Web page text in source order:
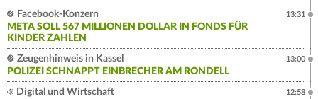
Facebook-Konzern
META SOLL 567 MILLIONEN DOLLAR IN FONDS FÜR
KINDER ZAHLEN
13:31
Zeugenhinweis in Kassel
POLIZEI SCHNAPPT EINBRECHER AM RONDELL
13:00
Digital und Wirtschaft
12:58